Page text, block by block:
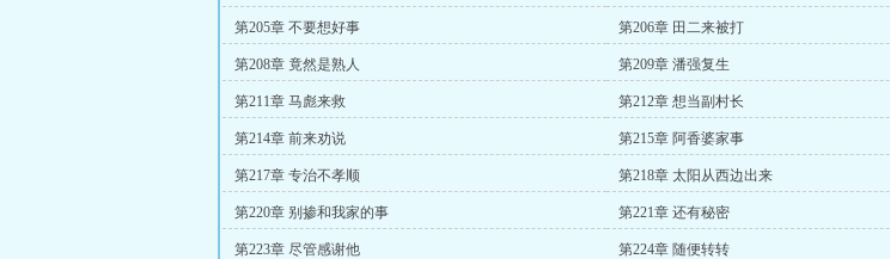
第205章 不要想好事 第206章 田二来被打
第208章 竟然是熟人 第209章 潘强复生
第211章 马彪来救 第212章 想当副村长
第214章 前来劝说 第215章 阿香婆家事
第217章 专治不孝顺 第218章 太阳从西边出来
第220章 别掺和我家的事 第221章 还有秘密
第223章 尽管感谢他 第224章 随便转转